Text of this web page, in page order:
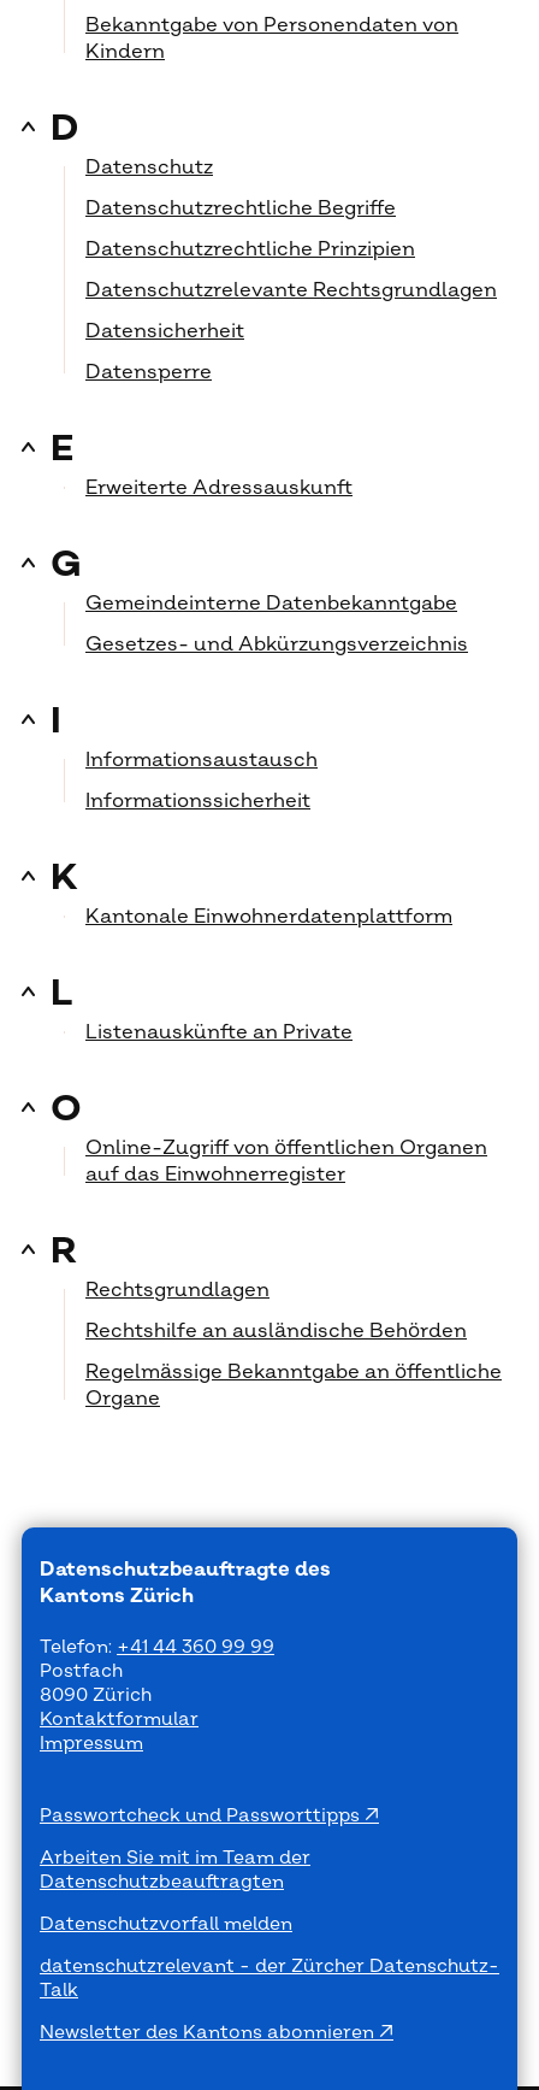
Bekanntgabe von Personendaten von
Kindern
D
Datenschutz
Datenschutzrechtliche Begriffe
Datenschutzrechtliche Prinzipien
Datenschutzrelevante Rechtsgrundlagen
Datensicherheit
Datensperre
E
Erweiterte Adressauskunft
G
Gemeindeinterne Datenbekanntgabe
Gesetzes- und Abkürzungsverzeichnis
I
Informationsaustausch
Informationssicherheit
K
Kantonale Einwohnerdatenplattform
L
Listenauskünfte an Private
O
Online-Zugriff von öffentlichen Organen
auf das Einwohnerregister
R
Rechtsgrundlagen
Rechtshilfe an ausländische Behörden
Regelmässige Bekanntgabe an öffentliche
Organe
Datenschutzbeauftragte des
Kantons Zürich
Telefon: +41 44 360 99 99
Postfach
8090 Zürich
Kontaktformular
Impressum
Passwortcheck und Passworttipps
Arbeiten Sie mit im Team der
Datenschutzbeauftragten
Datenschutzvorfall melden
datenschutzrelevant - der Zürcher Datenschutz-
Talk
Newsletter des Kantons abonnieren